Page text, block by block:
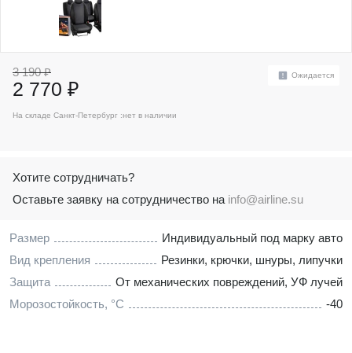
Размер
Индивидуальный под марку авто
Вид крепления
Резинки, крючки, шнуры, липучки
Защита
От механических повреждений, УФ лучей
Морозостойкость, °C
-40
3 190 ₽
2 770 ₽
Ожидается
На складе Санкт-Петербург :нет в наличии
Хотите сотрудничать?
Оставьте заявку на сотрудничество на info@airline.su